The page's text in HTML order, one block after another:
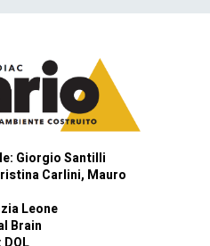
Giorgio Santilli
Carlini, Mauro
Leone
Brain